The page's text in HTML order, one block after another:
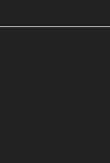
im nächsten